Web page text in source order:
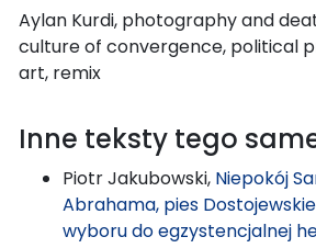
Aylan Kurdi, photography and
culture of convergence, political
art, remix
Inne teksty tego
Piotr Jakubowski, Niepokój
Abrahama, pies
wyboru do egzystencjalnej